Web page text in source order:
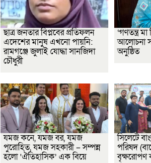
ছাত্র জনতার বিপ্লবের প্রতিফলন
এদেশের মানুষ এখনো পায়নি:
রামগঞ্জে জুলাই যোদ্ধা সানজিদা
চৌধুরী
‘গণতন্ত্র
আলোচনা
অনুষ্ঠিত
যমজ কনে, যমজ বর, যমজ
পুরোহিত, যমজ সহকারী – সম্পন্ন
হলো ‘ঐতিহাসিক’ এক বিয়ে
সিলেটে
পরিষদ
বৃক্ষরোপণ